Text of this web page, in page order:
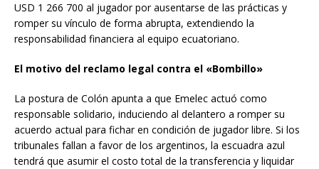
USD 1 266 700 al jugador por ausentarse de las prácticas y
romper su vínculo de forma abrupta, extendiendo la
responsabilidad financiera al equipo ecuatoriano.
El motivo del reclamo legal contra el «Bombillo»
La postura de Colón apunta a que Emelec actuó como
responsable solidario, induciendo al delantero a romper su
acuerdo actual para fichar en condición de jugador libre. Si los
tribunales fallan a favor de los argentinos, la escuadra azul
tendrá que asumir el costo total de la transferencia y liquidar